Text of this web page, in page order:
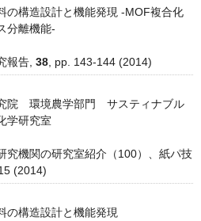
の構造設計と機能発現 -MOF複合化
分離機能-
報告, 38 , pp. 143-144 (2014)
院 環境農学部門 サスティナブル
学研究室
究機関の研究室紹介（100）、紙パ技
(2014)
の構造設計と機能発現